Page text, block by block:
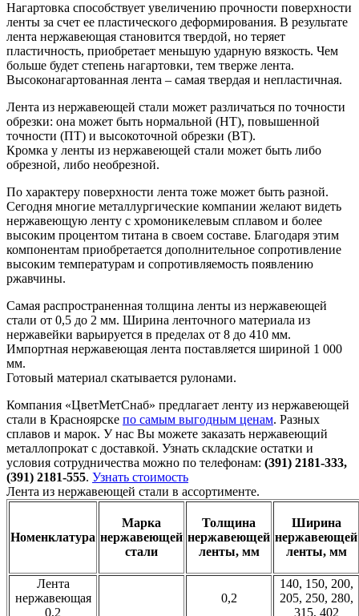
Нагартовка способствует увеличению прочности поверхности
ленты за счет ее пластического деформирования. В результате
лента нержавеющая становится твердой, но теряет
пластичность, приобретает меньшую ударную вязкость. Чем
больше будет степень нагартовки, тем тверже лента.
Высоконагартованная лента – самая твердая и непластичная.
Лента из нержавеющей стали может различаться по точности
обрезки: она может быть нормальной (НТ), повышенной
точности (ПТ) и высокоточной обрезки (ВТ).
Кромка у ленты из нержавеющей стали может быть либо
обрезной, либо необрезной.
По характеру поверхности лента тоже может быть разной.
Сегодня многие металлургические компании желают видеть
нержавеющую ленту с хромоникелевым сплавом и более
высоким процентом титана в своем составе. Благодаря этим
компонентам приобретается дополнительное сопротивление
высоким температурам и сопротивляемость появлению
ржавчины.
Самая распространенная толщина ленты из нержавеющей
стали от 0,5 до 2 мм. Ширина ленточного материала из
нержавейки варьируется в пределах от 8 до 410 мм.
Импортная нержавеющая лента поставляется шириной 1 000
мм.
Готовый материал скатывается рулонами.
Компания «ЦветМетСнаб» предлагает ленту из нержавеющей
стали в Красноярске по самым выгодным ценам. Разных
сплавов и марок. У нас Вы можете заказать нержавеющий
металлопрокат с доставкой. Узнать складские остатки и
условия сотрудничества можно по телефонам: (391) 2181-333,
(391) 2181-555. Узнать стоимость
Лента из нержавеющей стали в ассортименте.
Номенклатура
Марка
нержавеющей
стали
Толщина
нержавеющей
ленты, мм
Ширина
нержавеющей
ленты, мм
Лента
нержавеющая
0,2
0,2
140, 150, 200,
205, 250, 280,
315, 402